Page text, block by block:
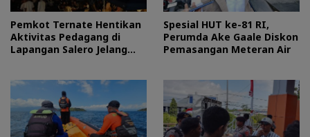
Pemkot Ternate Hentikan
Aktivitas Pedagang di
Lapangan Salero Jelang
Spesial HUT ke-81 RI,
Perumda Ake Gaale Diskon
Pemasangan Meteran Air